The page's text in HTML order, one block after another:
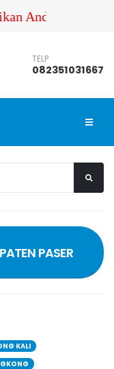
TELP
082351031667
PASER
KALI